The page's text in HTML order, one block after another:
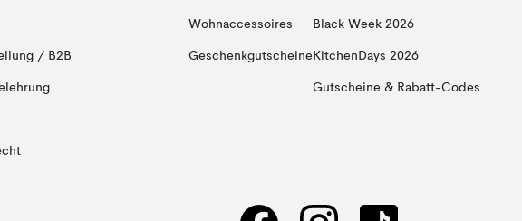
/ B2B
Wohnaccessoires
Geschenkgutscheine
Black Week 2026
KitchenDays 2026
Gutscheine & Rabatt-Codes